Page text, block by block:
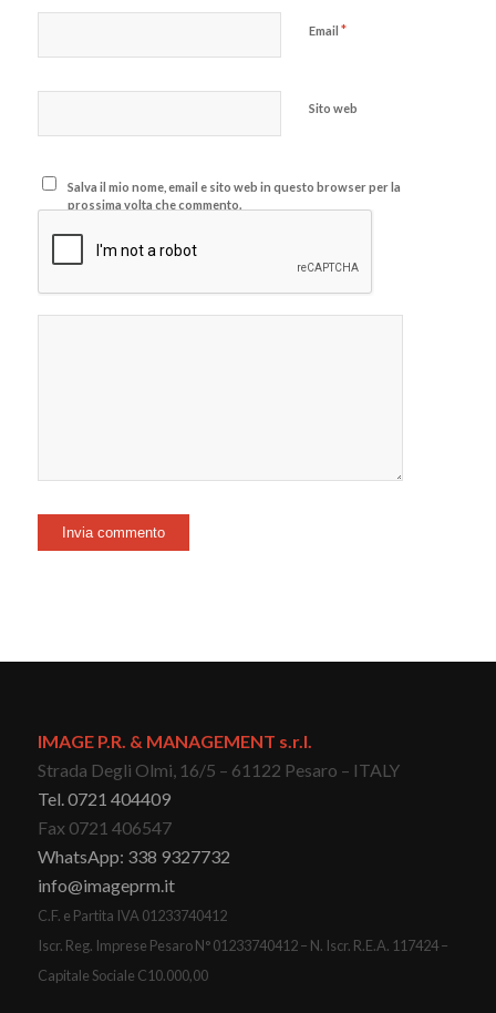
Email *
Sito web
Salva il mio nome, email e sito web in questo browser per la
prossima volta che commento.
IMAGE P.R. & MANAGEMENT s.r.l.
Strada Degli Olmi, 16/5 – 61122 Pesaro – ITALY
Tel. 0721 404409
Fax 0721 406547
WhatsApp: 338 9327732
info@imageprm.it
C.F. e Partita IVA 01233740412
Iscr. Reg. Imprese Pesaro N° 01233740412 – N. Iscr. R.E.A. 117424 –
Capitale Sociale C10.000,00